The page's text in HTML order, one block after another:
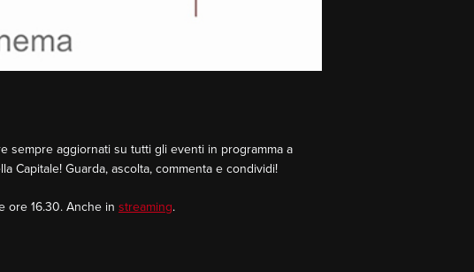
sempre aggiornati su tutti gli eventi in programma a
Capitale! Guarda, ascolta, commenta e condividi!
ore 16.30. Anche in streaming.